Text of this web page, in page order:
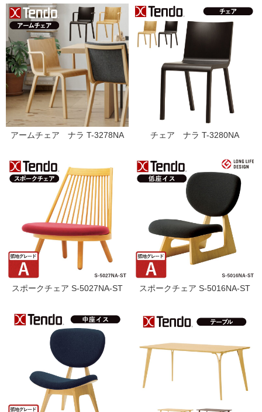
アームチェア ナラ T-3278NA チェア ナラ T-3280NA
スポークチェア S-5027NA-ST スポークチェア S-5016NA-ST